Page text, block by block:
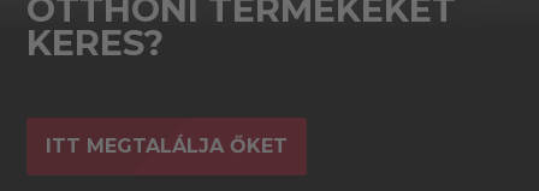
OTTHONI TERMÉKEKET
KERES?
ITT MEGTALÁLJA ŐKET